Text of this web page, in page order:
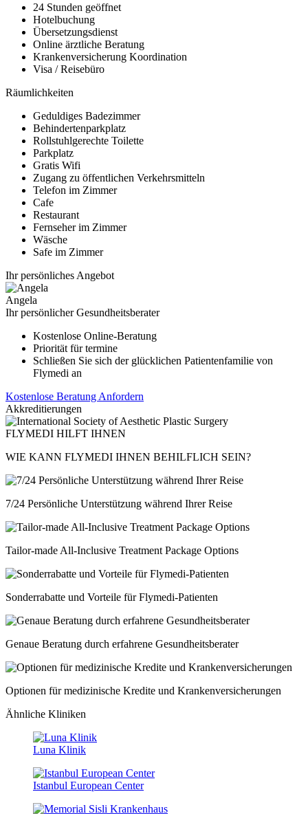
24 Stunden geöffnet
Hotelbuchung
Übersetzungsdienst
Online ärztliche Beratung
Krankenversicherung Koordination
Visa / Reisebüro
Räumlichkeiten
Geduldiges Badezimmer
Behindertenparkplatz
Rollstuhlgerechte Toilette
Parkplatz
Gratis Wifi
Zugang zu öffentlichen Verkehrsmitteln
Telefon im Zimmer
Cafe
Restaurant
Fernseher im Zimmer
Wäsche
Safe im Zimmer
Ihr persönliches Angebot
Angela
Ihr persönlicher Gesundheitsberater
Kostenlose Online-Beratung
Priorität für termine
Schließen Sie sich der glücklichen Patientenfamilie von
Flymedi an
Kostenlose Beratung Anfordern
Akkreditierungen
FLYMEDI HILFT IHNEN
WIE KANN FLYMEDI IHNEN BEHILFLICH SEIN?
7/24 Persönliche Unterstützung während Ihrer Reise
Tailor-made All-Inclusive Treatment Package Options
Sonderrabatte und Vorteile für Flymedi-Patienten
Genaue Beratung durch erfahrene Gesundheitsberater
Optionen für medizinische Kredite und Krankenversicherungen
Ähnliche Kliniken
Luna Klinik
Istanbul European Center